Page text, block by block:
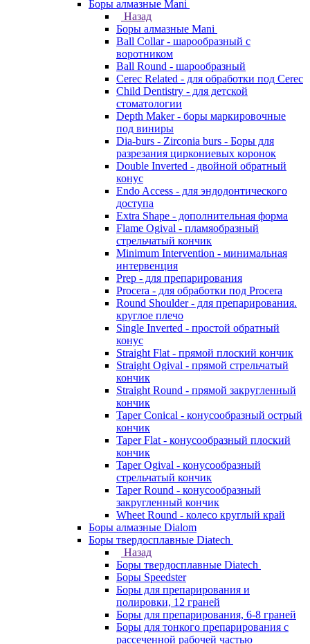
Боры алмазные Mani
Назад
Боры алмазные Mani
Ball Collar - шарообразный c
воротником
Ball Round - шарообразный
Cerec Related - для обработки под Cerec
Child Dentistry - для детской
стоматологии
Depth Maker - боры маркировочные
под виниры
Dia-burs - Zirconia burs - Боры для
разрезания циркониевых коронок
Double Inverted - двойной обратный
конус
Endo Access - для эндодонтического
доступа
Extra Shape - дополнительная форма
Flame Ogival - пламяобразный
стрельчатый кончик
Minimum Intervention - минимальная
интервенция
Prep - для препарирования
Procera - для обработки под Procera
Round Shoulder - для препарирования.
круглое плечо
Single Inverted - простой обратный
конус
Straight Flat - прямой плоский кончик
Straight Ogival - прямой стрельчатый
кончик
Straight Round - прямой закругленный
кончик
Taper Conical - конусообразный острый
кончик
Taper Flat - конусообразный плоский
кончик
Taper Ogival - конусообразный
стрельчатый кончик
Taper Round - конусообразный
закругленный кончик
Wheet Round - колесо круглый край
Боры алмазные Dialom
Боры твердосплавные Diatech
Назад
Боры твердосплавные Diatech
Боры Speedster
Боры для препарирования и
полировки, 12 граней
Боры для препарирования, 6-8 граней
Боры для тонкого препарирования с
рассеченной рабочей частью